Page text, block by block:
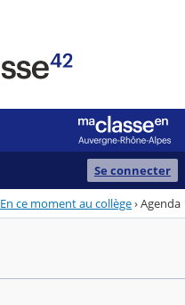
Se connecter
En ce moment au collège›Agenda